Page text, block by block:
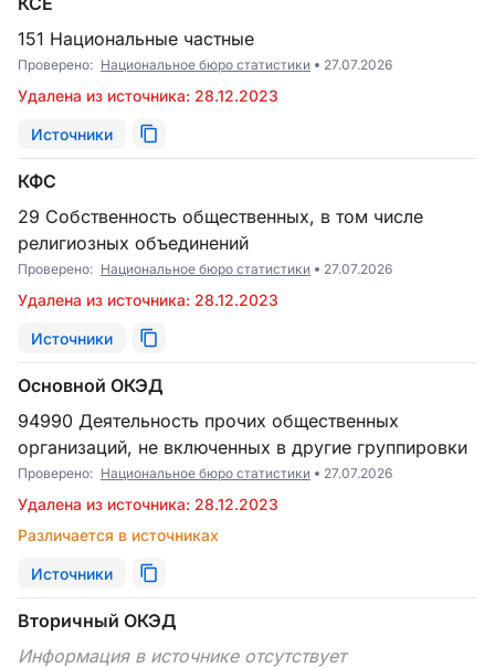
151 Национальные частные
Проверено: Национальное бюро статистики 27.07.2026
Удалена из источника: 28.12.2023
Источники
КФС
29 Собственность общественных, в том числе
религиозных объединений
Проверено: Национальное бюро статистики 27.07.2026
Удалена из источника: 28.12.2023
Источники
Основной ОКЭД
94990 Деятельность прочих общественных
организаций, не включенных в другие группировки
Проверено: Национальное бюро статистики 27.07.2026
Удалена из источника: 28.12.2023
Различается в источниках
Источники
Вторичный ОКЭД
Информация в источнике отсутствует